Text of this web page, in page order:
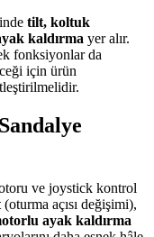
tilt, koltuk
kaldırma yer alır.
fonksiyonlar da
için ürün
ve joystick kontrol
(oturma açısı değişimi),
ayak kaldırma